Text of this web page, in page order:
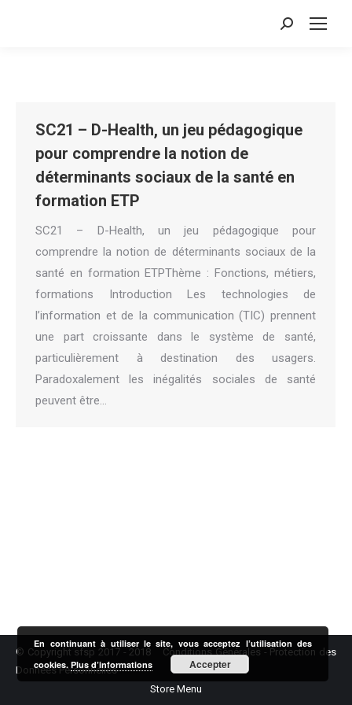
Search:
SC21 – D-Health, un jeu pédagogique
pour comprendre la notion de
déterminants sociaux de la santé en
formation ETP
SC21 – D-Health, un jeu pédagogique pour
comprendre la notion de déterminants sociaux de la
santé en formation ETPThème : Fonctions, métiers,
formations Introduction Les technologies de
l’information et de la communication (TIC) prennent
une part croissante dans le système de santé,
particulièrement à destination des usagers.
Paradoxalement les inégalités sociales de santé
peuvent être…
© Copyright sfsp 2017 - 2018 Conditions Générales - Protection des
Données Personnelles
Store Menu
En continuant à utiliser le site, vous acceptez l’utilisation des
cookies.Plus d’informations Accepter